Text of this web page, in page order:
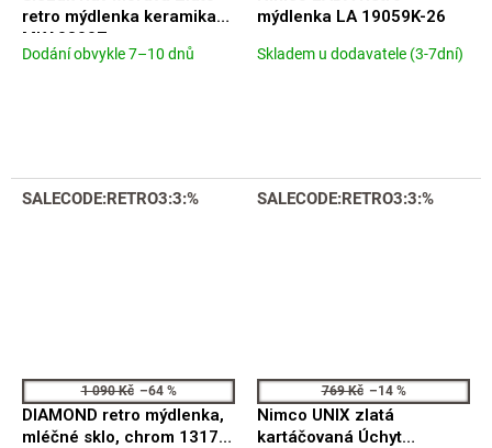
retro mýdlenka keramika
MKA0300Z
Průměrné
5
hvězdiček.
Dodání obvykle 7–10 dnů
mýdlenka LA 19059K-26
Průměrné
5
hvězdiček.
Skladem u dodavatele (3-7dní)
SALECODE:RETRO3:3:%
1 090 Kč –64 %
DIAMOND retro mýdlenka,
mléčné sklo, chrom 1317-
SALECODE:RETRO3:3:%
769 Kč –14 %
Nimco UNIX zlatá
kartáčovaná Úchyt